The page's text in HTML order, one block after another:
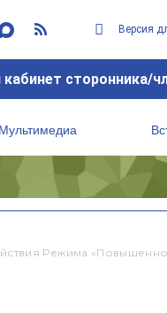
Версия
сторонника/
Мультимедиа
Режима